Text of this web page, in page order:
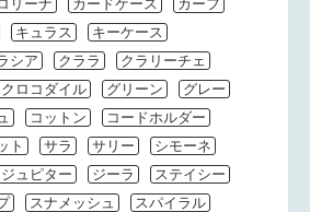
リーナ カードケース
カーフ
キュラス
キーケース
シア クララ
クラリーチェ
クロコダイル グリーン
グレー
コットン
コードホルダー
ト サラ サリー
シモーネ
ジュピター ジーラ
ステイシー
スナメッシュ
スパイラル